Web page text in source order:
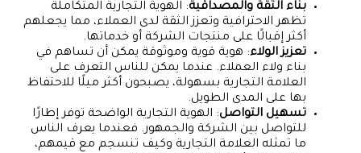
بناء الثقة والمصداقية: الهوية التجارية المتكاملة
تظهر الاحترافية وتعزز الثقة لدى العملاء، مما يجعلهم
أكثر إقبالًا على منتجات الشركة أو خدماتها.
تعزيز الولاء: هوية قوية وموثوقة يمكن أن تساهم في
بناء ولاء العملاء. عندما يمكن للناس التعرف على
العلامة التجارية بسهولة، يصبحون أكثر ميلًا للاحتفاظ
بها على المدى الطويل.
تسهيل التواصل: الهوية التجارية الواضحة توفر إطارًا
للتواصل بين الشركة والجمهور. فعندما يعرف الناس
ما تمثله العلامة التجارية وكيف تنسجم مع قيمهم،